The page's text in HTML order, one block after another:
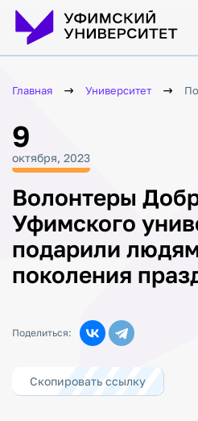
Главная Университет
9
октября, 2023
Волонтеры
Уфимского
подарили
поколения
Поделиться:
Скопировать ссылку